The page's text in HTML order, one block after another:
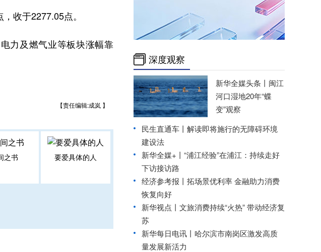
收于2277.05点。
力及燃气业等板块涨幅靠
【责任编辑:成岚 】
之书 要爱具体的人
深度观察
新华全媒头条丨 闽江
河口湿地20年“蝶
变”观察
民生直通车丨 解读即将施行的无障碍环境
建设法
新华全媒+丨 “浦江经验”在浦江：持续走好
下访接访路
经济参考报丨 拓场景优利率 金融助力消费
恢复向好
新华视点丨 文旅消费持续“火热” 带动经济复
苏
新华每日电讯丨 哈尔滨市南岗区激发高质
量发展新活力